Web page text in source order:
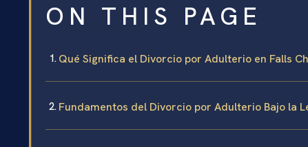
ON THIS PAGE
Qué Significa el Divorcio por Adulterio en Falls
Fundamentos del Divorcio por Adulterio Bajo la